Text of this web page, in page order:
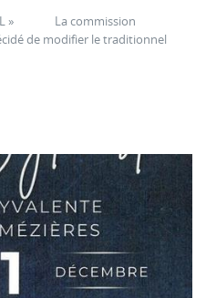
» La commission
de modifier le traditionnel